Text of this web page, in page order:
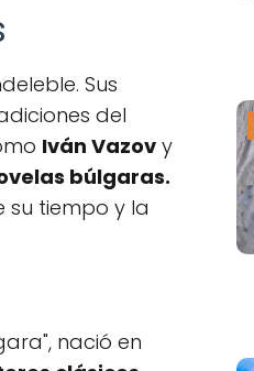
Sus
del
Iván Vazov y
búlgaras.
su tiempo y la
nació en